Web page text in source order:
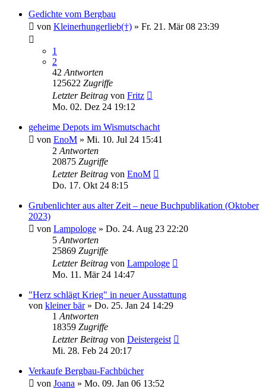
Gedichte vom Bergbau
von Kleinerhungerlieb(†) » Fr. 21. Mär 08 23:39
1
2
42 Antworten
125622 Zugriffe
Letzter Beitrag von Fritz
Mo. 02. Dez 24 19:12
geheime Depots im Wismutschacht
von EnoM » Mi. 10. Jul 24 15:41
2 Antworten
20875 Zugriffe
Letzter Beitrag von EnoM
Do. 17. Okt 24 8:15
Grubenlichter aus alter Zeit – neue Buchpublikation (Oktober
2023)
von Lampologe » Do. 24. Aug 23 22:20
5 Antworten
25869 Zugriffe
Letzter Beitrag von Lampologe
Mo. 11. Mär 24 14:47
"Herz schlägt Krieg" in neuer Ausstattung
von kleiner bär» Do. 25. Jan 24 14:29
1 Antworten
18359 Zugriffe
Letzter Beitrag von Deistergeist
Mi. 28. Feb 24 20:17
Verkaufe Bergbau-Fachbücher
von Joana » Mo. 09. Jan 06 13:52